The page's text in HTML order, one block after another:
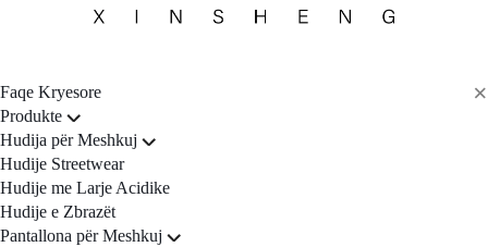
×
Faqe Kryesore
Produkte
Hudija për Meshkuj
Hudije Streetwear
Hudije me Larje Acidike
Hudije e Zbrazët
Pantallona për Meshkuj